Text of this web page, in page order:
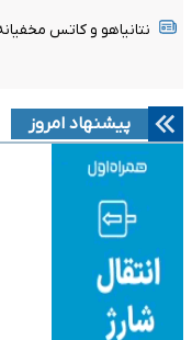
نتانیاهو و کاتس
پیشنهاد امروز